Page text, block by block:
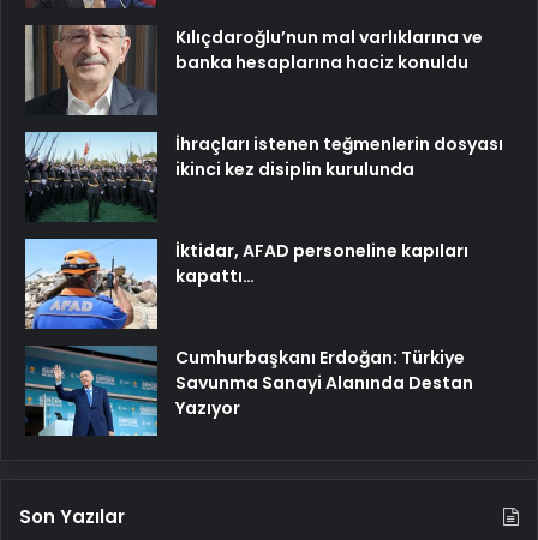
Kılıçdaroğlu’nun mal varlıklarına ve
banka hesaplarına haciz konuldu
İhraçları istenen teğmenlerin dosyası
ikinci kez disiplin kurulunda
İktidar, AFAD personeline kapıları
kapattı…
Cumhurbaşkanı Erdoğan: Türkiye
Savunma Sanayi Alanında Destan
Yazıyor
Son Yazılar